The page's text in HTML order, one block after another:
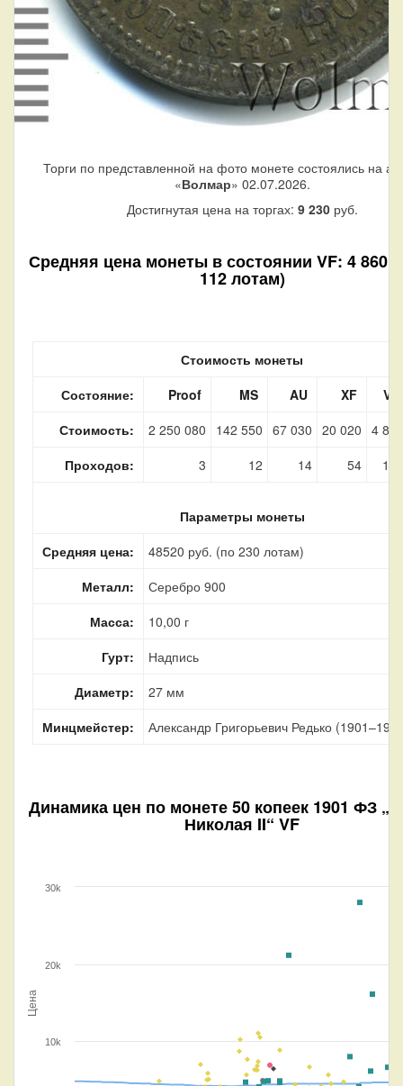
Торги по представленной на фото монете состоялись на
«Волмар» 02.07.2026.
Достигнутая цена на торгах: 9 230руб.
Средняя цена монеты в состоянии VF: 4 860
112 лотам)
Стоимость монеты
Состояние:
Proof MS AU XF
VF
Стоимость:
2 250 080 142 550 67 030 20 020 4 860
Проходов:
3 12 14 54 112
Параметры монеты
Средняя цена:
48520 руб. (по 230 лотам)
Металл:
Серебро 900
Масса:
10,00 г
Гурт:
Надпись
Диаметр:
27 мм
Минцмейстер:
Александр Григорьевич Редько
Динамика цен по монете50 копеек 1901 ФЗ
Николая II“ VF
Цена
10k
20k
30k